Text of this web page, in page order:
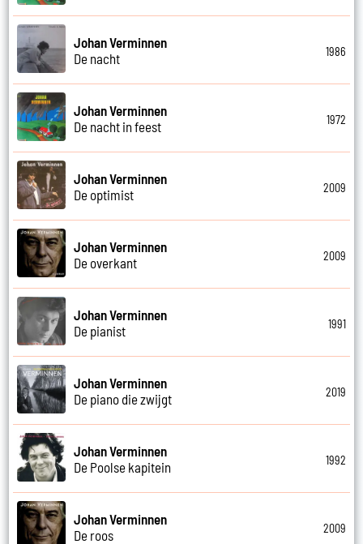
Johan Verminnen
De nacht
1986
Johan Verminnen
De nacht in feest
1972
Johan Verminnen
De optimist
2009
Johan Verminnen
De overkant
2009
Johan Verminnen
De pianist
1991
Johan Verminnen
De piano die zwijgt
2019
Johan Verminnen
De Poolse kapitein
1992
Johan Verminnen
De roos
2009